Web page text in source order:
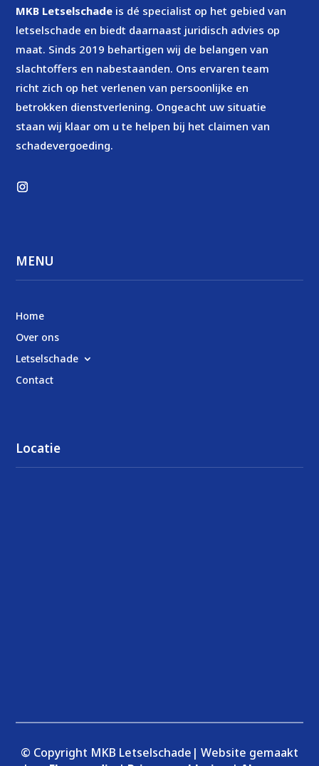
MKB Letselschade is dé specialist op het gebied van
letselschade en biedt daarnaast juridisch advies op
maat. Sinds 2019 behartigen wij de belangen van
slachtoffers en nabestaanden. Ons ervaren team
richt zich op het verlenen van persoonlijke en
betrokken dienstverlening. Ongeacht uw situatie
staan wij klaar om u te helpen bij het claimen van
schadevergoeding.
MENU
Home
Over ons
Letselschade
Contact
Locatie
© Copyright MKB Letselschade| Website gemaakt